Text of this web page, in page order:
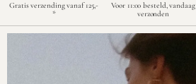
Gratis verzending vanaf 125,-
*
Voor 11:00 besteld, vandaag
verzonden